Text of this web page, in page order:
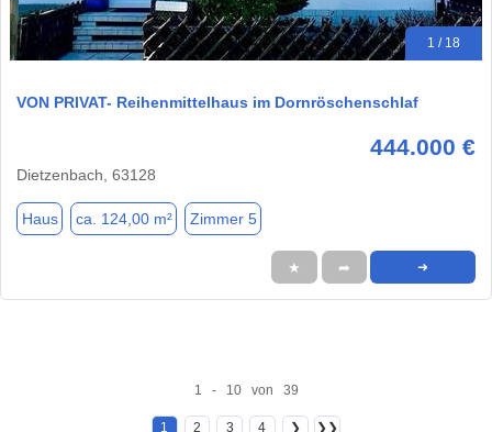
1 / 18
VON PRIVAT- Reihenmittelhaus im Dornröschenschlaf
444.000 €
Dietzenbach, 63128
Haus ca. 124,00 m² Zimmer 5
★ ➦ ➜
1 - 10 von 39
1 2 3 4 ❯ ❯❯